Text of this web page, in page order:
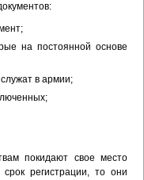
на постоянной основе
в армии;
покидают свое место
регистрации, то они